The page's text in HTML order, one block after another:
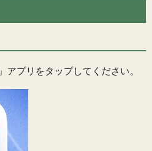
アプリをタップしてください。